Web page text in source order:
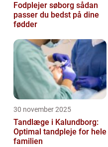
Fodplejer søborg sådan
passer du bedst på dine
fødder
30 november 2025
Tandlæge i Kalundborg:
Optimal tandpleje for hele
familien